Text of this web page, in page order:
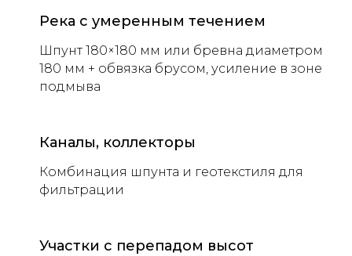
Река с умеренным течением
Шпунт 180×180 мм или бревна диаметром
180 мм + обвязка брусом, усиление в зоне
подмыва
Каналы, коллекторы
Комбинация шпунта и геотекстиля для
фильтрации
Участки с перепадом высот